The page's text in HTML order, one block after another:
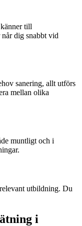
till
dig snabbt vid
sanering, allt utförs
mellan olika
muntligt och i
utbildning. Du
i